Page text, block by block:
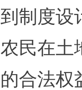
到制度设
农民在土
的合法权